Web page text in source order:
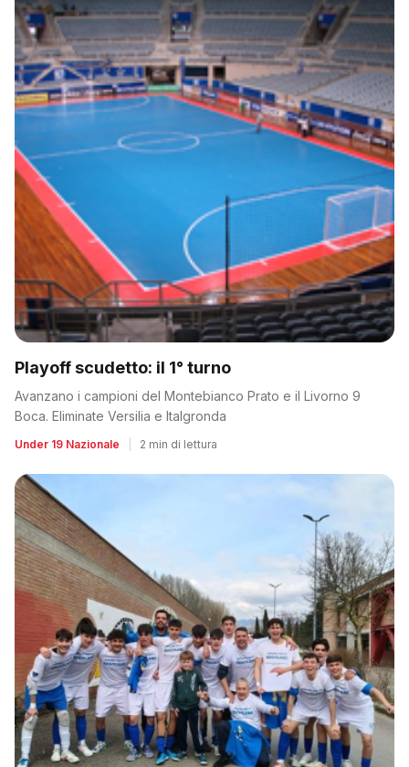
Playoff scudetto: il 1° turno
Avanzano i campioni del Montebianco Prato e il Livorno 9
Boca. Eliminate Versilia e Italgronda
Under 19 Nazionale 2 min di lettura